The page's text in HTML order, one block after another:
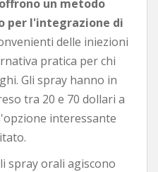
un metodo
per l'integrazione di
delle iniezioni
pratica per chi
Gli spray hanno in
tra 20 e 70 dollari a
interessante
spray orali agiscono